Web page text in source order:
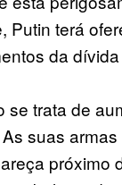
terá
da
trata de
suas
próximo